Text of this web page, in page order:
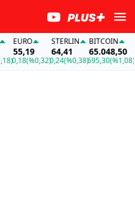
EURO
55,19
0,18(%0,32)
STERLIN
64,41
0,24(%0,38)
BITCOIN
65.048,50
695,30(%1,08)